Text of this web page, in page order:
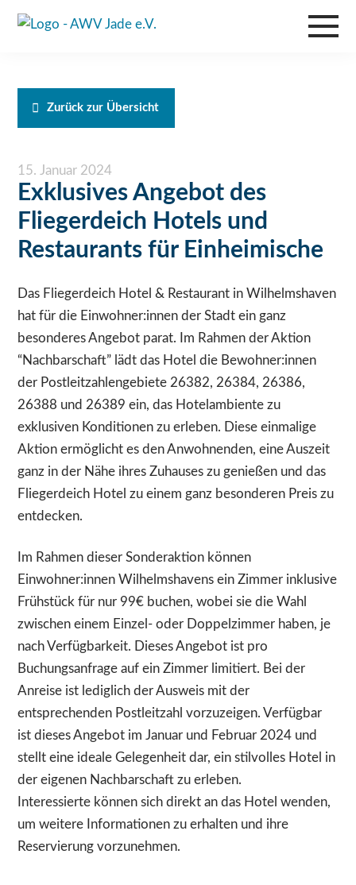
Zurück zur Übersicht
15. Januar 2024
Exklusives Angebot des
Fliegerdeich Hotels und
Restaurants für Einheimische
Das Fliegerdeich Hotel & Restaurant in Wilhelmshaven
hat für die Einwohner:innen der Stadt ein ganz
besonderes Angebot parat. Im Rahmen der Aktion
“Nachbarschaft” lädt das Hotel die Bewohner:innen
der Postleitzahlengebiete 26382, 26384, 26386,
26388 und 26389 ein, das Hotelambiente zu
exklusiven Konditionen zu erleben. Diese einmalige
Aktion ermöglicht es den Anwohnenden, eine Auszeit
ganz in der Nähe ihres Zuhauses zu genießen und das
Fliegerdeich Hotel zu einem ganz besonderen Preis zu
entdecken.
Im Rahmen dieser Sonderaktion können
Einwohner:innen Wilhelmshavens ein Zimmer inklusive
Frühstück für nur 99€ buchen, wobei sie die Wahl
zwischen einem Einzel- oder Doppelzimmer haben, je
nach Verfügbarkeit. Dieses Angebot ist pro
Buchungsanfrage auf ein Zimmer limitiert. Bei der
Anreise ist lediglich der Ausweis mit der
entsprechenden Postleitzahl vorzuzeigen. Verfügbar
ist dieses Angebot im Januar und Februar 2024 und
stellt eine ideale Gelegenheit dar, ein stilvolles Hotel in
der eigenen Nachbarschaft zu erleben.
Interessierte können sich direkt an das Hotel wenden,
um weitere Informationen zu erhalten und ihre
Reservierung vorzunehmen.